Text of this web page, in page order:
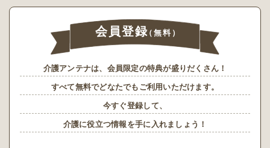
会員登録（無料）
介護アンテナは、会員限定の特典が盛りだくさん！
すべて無料でどなたでもご利用いただけます。
今すぐ登録して、
介護に役立つ情報を手に入れましょう！